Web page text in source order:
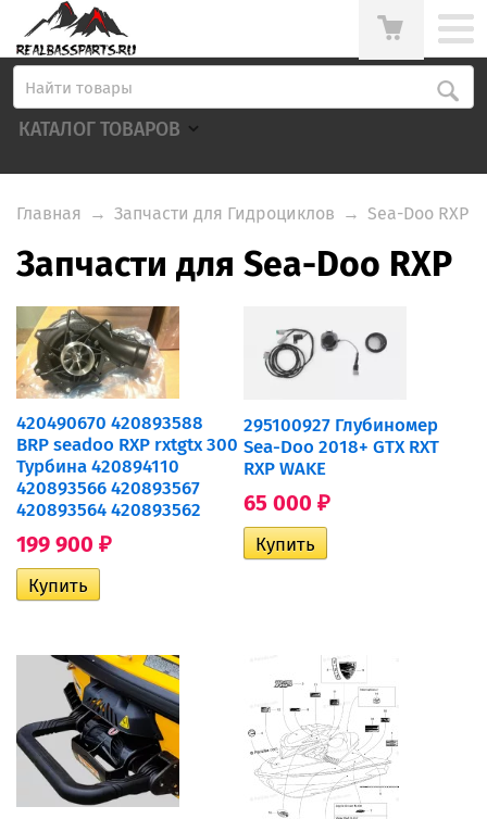
КАТАЛОГ ТОВАРОВ
Главная → Запчасти для Гидроциклов → Sea-Doo RXP
Запчасти для Sea-Doo RXP
420490670 ​420893588
BRP seadoo RXP rxtgtx 300
Турбина 420894110
420893566 420893567
420893564 420893562
199 900 ₽
295100927 Глубиномер
Sea-Doo 2018+ GTX RXT
RXP WAKE
65 000 ₽